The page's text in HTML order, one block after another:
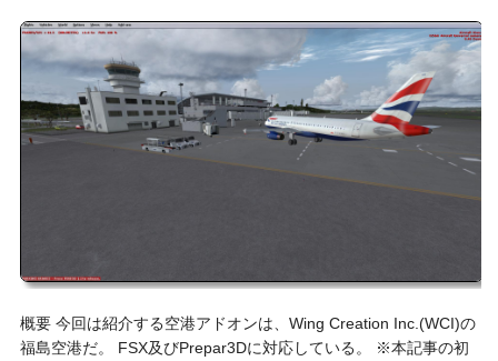
概要 今回は紹介する空港アドオンは、Wing Creation Inc.(WCI)の
福島空港だ。 FSX及びPrepar3Dに対応している。 ※本記事の初